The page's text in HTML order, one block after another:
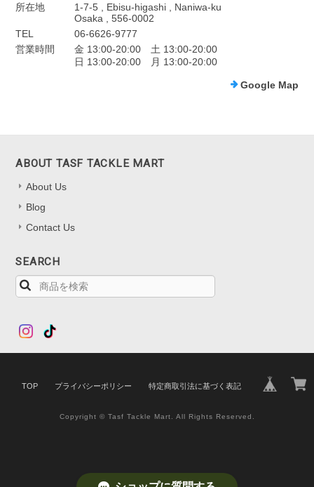
所在地
1-7-5 , Ebisu-higashi , Naniwa-ku
Osaka , 556-0002
TEL
06-6626-9777
営業時間
金 13:00-20:00 土 13:00-20:00
日 13:00-20:00 月 13:00-20:00
Google Map
ABOUT TASF TACKLE MART
About Us
Blog
Contact Us
SEARCH
TOP プライバシーポリシー 特定商取引法に基づく表記
Copyright © Tasf Tackle Mart. All Rights Reserved.